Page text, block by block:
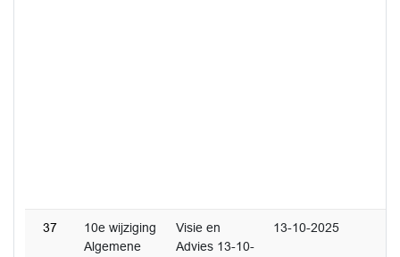
37
10e wijziging
Algemene
Visie en
Advies 13-10-
13-10-2025